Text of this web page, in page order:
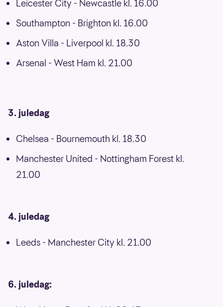
Leicester City - Newcastle kl. 16.00
Southampton - Brighton kl. 16.00
Aston Villa - Liverpool kl. 18.30
Arsenal - West Ham kl. 21.00
3. juledag
Chelsea - Bournemouth kl. 18.30
Manchester United - Nottingham Forest kl.
21.00
4. juledag
Leeds - Manchester City kl. 21.00
6. juledag: